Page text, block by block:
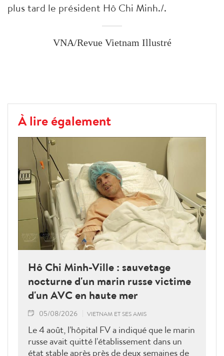
plus tard le président Hô Chi Minh./.
VNA/Revue Vietnam Illustré
À lire également
Hô Chi Minh-Ville : sauvetage
nocturne d'un marin russe victime
d'un AVC en haute mer
05/08/2026 VIETNAM ET SES AMIS
Le 4 août, l'hôpital FV a indiqué que le marin
russe avait quitté l'établissement dans un
état stable après près de deux semaines de